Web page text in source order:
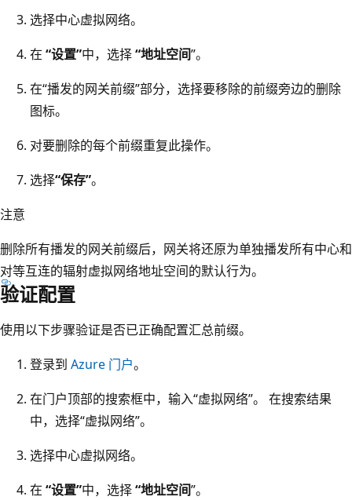
选择中心虚拟网络。
在 “设置”中，选择“地址空间”。
在“播发的网关前缀”部分，选择要移除的前缀旁边的删除
图标。
对要删除的每个前缀重复此操作。
选择“保存”。
注意
删除所有播发的网关前缀后，网关将还原为单独播发所有中心和
对等互连的辐射虚拟网络地址空间的默认行为。
验证配置
使用以下步骤验证是否已正确配置汇总前缀。
登录到 Azure 门户。
在门户顶部的搜索框中，输入“虚拟网络”。 在搜索结果
中，选择“虚拟网络”。
选择中心虚拟网络。
在 “设置”中，选择“地址空间”。